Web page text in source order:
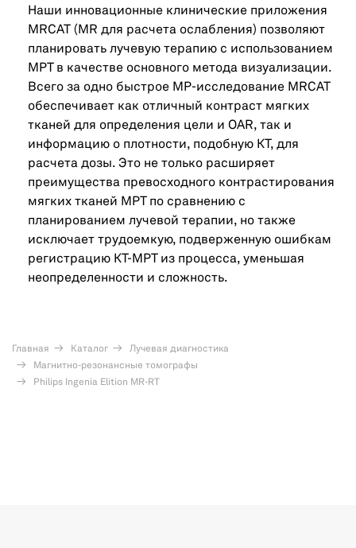
Наши инновационные клинические приложения
MRCAT (MR для расчета ослабления) позволяют
планировать лучевую терапию с использованием
МРТ в качестве основного метода визуализации.
Всего за одно быстрое МР-исследование MRCAT
обеспечивает как отличный контраст мягких
тканей для определения цели и OAR, так и
информацию о плотности, подобную КТ, для
расчета дозы. Это не только расширяет
преимущества превосходного контрастирования
мягких тканей МРТ по сравнению с
планированием лучевой терапии, но также
исключает трудоемкую, подверженную ошибкам
регистрацию КТ-МРТ из процесса, уменьшая
неопределенности и сложность.
Главная Каталог
Лучевая диагностика
Магнитно-резонансные томографы
Philips Ingenia Elition MR-RT